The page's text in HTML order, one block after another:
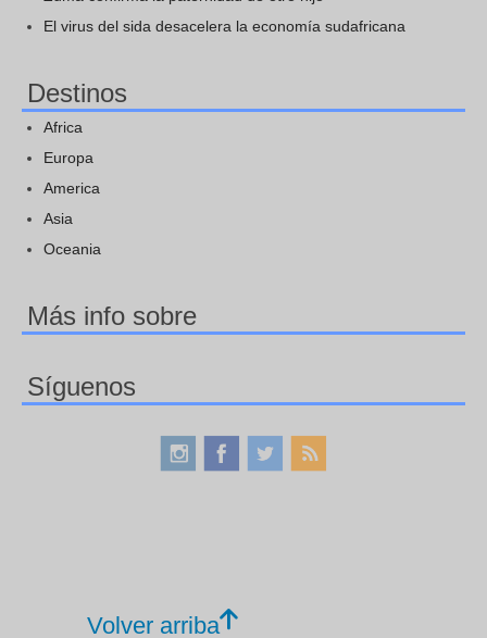
El virus del sida desacelera la economía sudafricana
Destinos
Africa
Europa
America
Asia
Oceania
Más info sobre
Síguenos
Volver arriba